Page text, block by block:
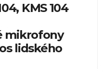
KMS 104
mikrofony
lidského